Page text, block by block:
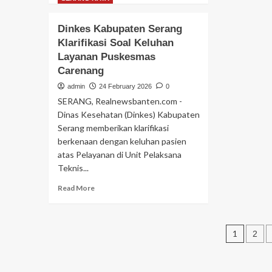
Prihatin:
Perjanjian
Perdagangan
RI–
AS
Berpotensi
Hilangkan
Kedaulatan
Digital
Media
Nasional
Dinkes Kabupaten Serang
Klarifikasi Soal Keluhan
Layanan Puskesmas
Carenang
admin 24 February 2026 0
SERANG, Realnewsbanten.com -
Dinas Kesehatan (Dinkes) Kabupaten
Serang memberikan klarifikasi
berkenaan dengan keluhan pasien
atas Pelayanan di Unit Pelaksana
Teknis...
Read MoreRead
1 2